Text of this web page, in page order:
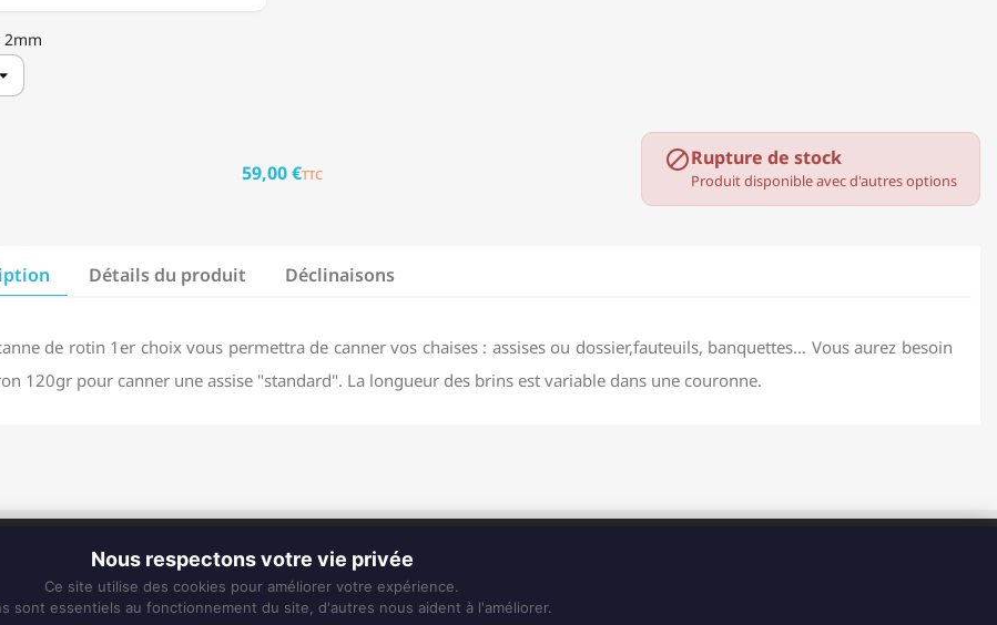
2mm
59,00 €TTC
Rupture de stock
Produit disponible avec d'autres options
Détails du produit Déclinaisons
de rotin 1er choix vous permettra de canner vos chaises : assises ou dossier,fauteuils, banquettes... Vous aurez besoin
120gr pour canner une assise "standard". La longueur des brins est variable dans une couronne.
Fixe :
0596 63 25 94
Mobile : 0696 50 91 61
Nous respectons votre vie privée
Ce site utilise des cookies pour améliorer votre expérience.
sont essentiels au fonctionnement du site, d'autres nous aident à l'améliorer.